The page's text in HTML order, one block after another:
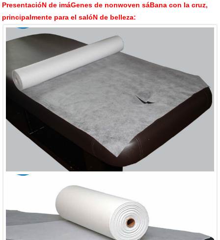
PresentacióN de imáGenes de nonwoven sáBana con la cruz,
principalmente para el salóN de belleza: